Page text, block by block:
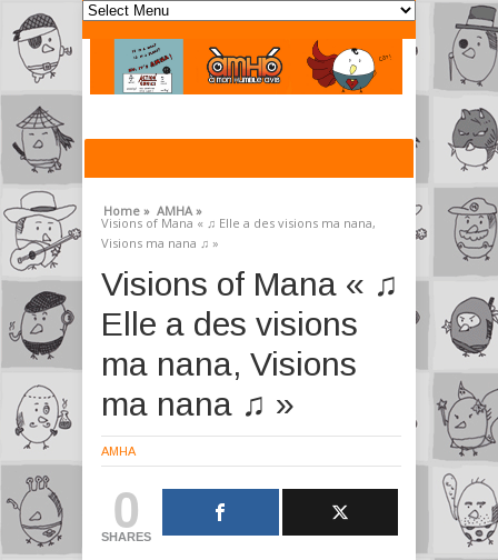
Home » AMHA »
Visions of Mana « ♫ Elle a des visions ma nana,
Visions ma nana ♫ »
Visions of Mana « ♫
Elle a des visions
ma nana, Visions
ma nana ♫ »
AMHA
0
SHARES